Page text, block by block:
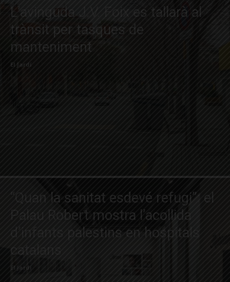
L’avinguda J.V. Foix es tallarà al
trànsit per tasques de
manteniment
El Jardí
“Quan la sanitat esdevé refugi”: el
Palau Robert mostra l’acollida
d’infants palestins en hospitals
catalans
El Jardí